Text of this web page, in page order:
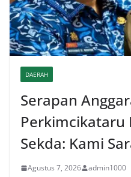
DAERAH
Serapan
Perkimcikataru
Sekda: Kami
Agustus 7, 2026 admin1000